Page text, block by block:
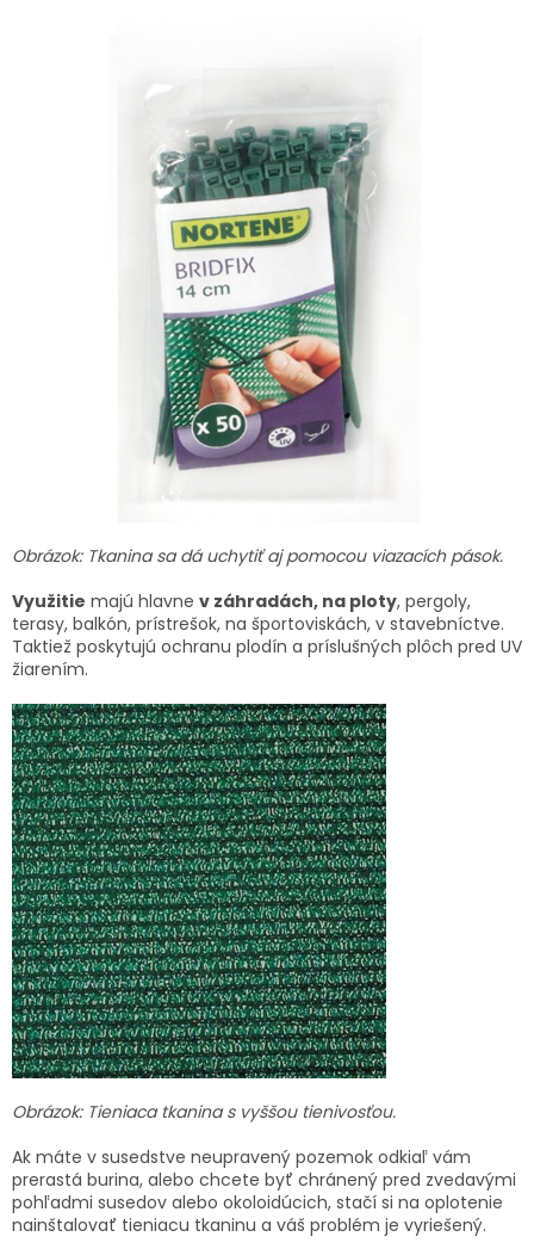
Obrázok: Tkanina sa dá uchytiť aj pomocou viazacích pások.
Využitie majú hlavne v záhradách, na ploty, pergoly,
terasy, balkón, prístrešok, na športoviskách, v stavebníctve.
Taktiež poskytujú ochranu plodín a príslušných plôch pred UV
žiarením.
Obrázok: Tieniaca tkanina s vyššou tienivosťou.
Ak máte v susedstve neupravený pozemok odkiaľ vám
prerastá burina, alebo chcete byť chránený pred zvedavými
pohľadmi susedov alebo okoloidúcich, stačí si na oplotenie
nainštalovať tieniacu tkaninu a váš problém je vyriešený.